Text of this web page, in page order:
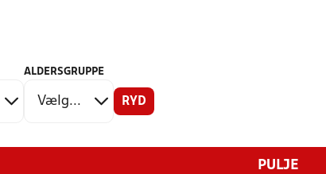
ALDERSGRUPPE
RYD
PULJE